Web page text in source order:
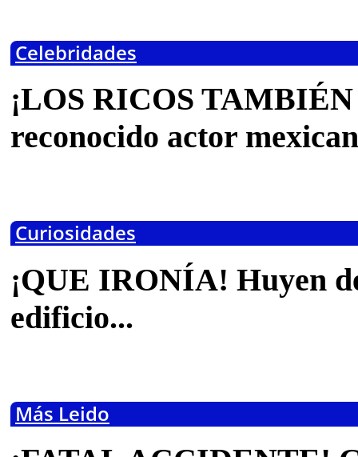
Celebridades
¡LOS RICOS
reconocido actor
Curiosidades
¡QUE IRONÍA! Huyen
edificio...
Más Leido